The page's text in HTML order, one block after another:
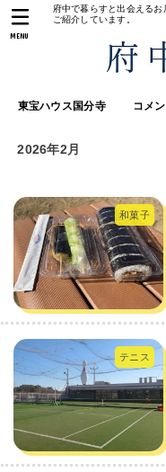
府中で暮らすと出会える
ご紹介しています。
東宝ハウス国分寺 コメ
MENU
2026年2月
和菓子
テニス